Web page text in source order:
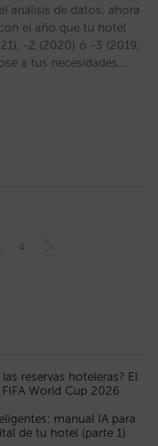
análisis de datos: ahora
el año que tu hotel
-2 (2020) ó -3 (2019,
a tus necesidades.…
4
reservas hoteleras? El
World Cup 2026
manual IA para
de tu hotel (parte 1)